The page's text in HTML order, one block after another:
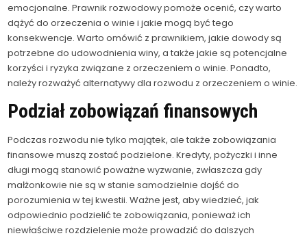
emocjonalne. Prawnik rozwodowy pomoże ocenić, czy warto
dążyć do orzeczenia o winie i jakie mogą być tego
konsekwencje. Warto omówić z prawnikiem, jakie dowody są
potrzebne do udowodnienia winy, a także jakie są potencjalne
korzyści i ryzyka związane z orzeczeniem o winie. Ponadto,
należy rozważyć alternatywy dla rozwodu z orzeczeniem o winie.
Podział zobowiązań finansowych
Podczas rozwodu nie tylko majątek, ale także zobowiązania
finansowe muszą zostać podzielone. Kredyty, pożyczki i inne
długi mogą stanowić poważne wyzwanie, zwłaszcza gdy
małżonkowie nie są w stanie samodzielnie dojść do
porozumienia w tej kwestii. Ważne jest, aby wiedzieć, jak
odpowiednio podzielić te zobowiązania, ponieważ ich
niewłaściwe rozdzielenie może prowadzić do dalszych